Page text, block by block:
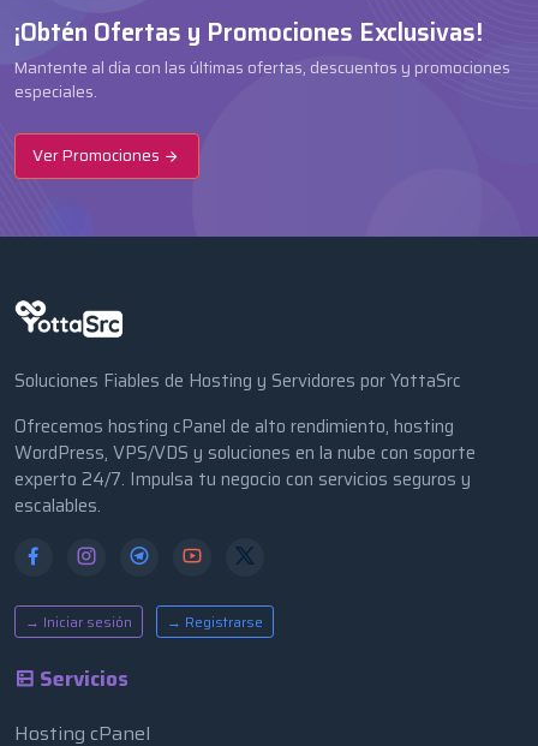
¡Obtén Ofertas y Promociones Exclusivas!
Mantente al día con las últimas ofertas, descuentos y promociones
especiales.
Ver Promociones
Soluciones Fiables de Hosting y Servidores por YottaSrc
Ofrecemos hosting cPanel de alto rendimiento, hosting
WordPress, VPS/VDS y soluciones en la nube con soporte
experto 24/7. Impulsa tu negocio con servicios seguros y
escalables.
→ Iniciar sesión → Registrarse
Servicios
Hosting cPanel